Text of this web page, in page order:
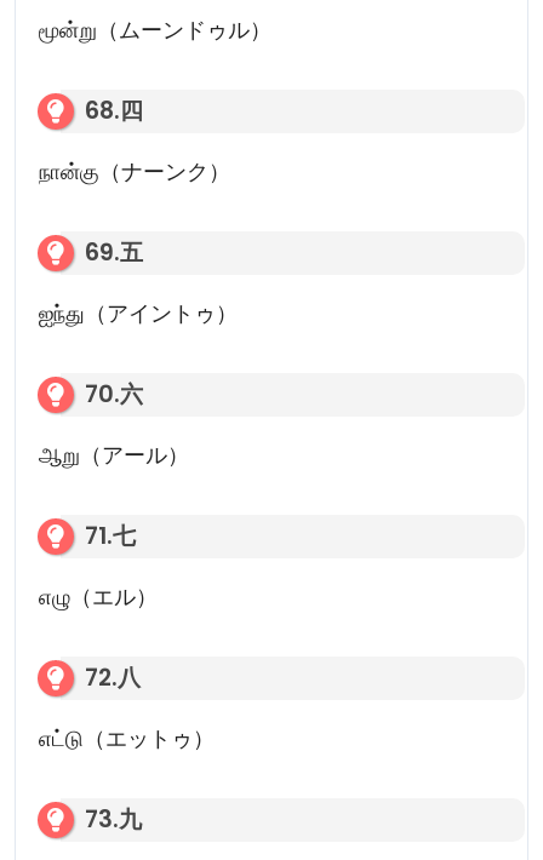
மூன்று（ムーンドゥル）
68.四
நான்கு（ナーンク）
69.五
ஐந்து（アイントゥ）
70.六
ஆறு（アール）
71.七
எழு（エル）
72.八
எட்டு（エットゥ）
73.九